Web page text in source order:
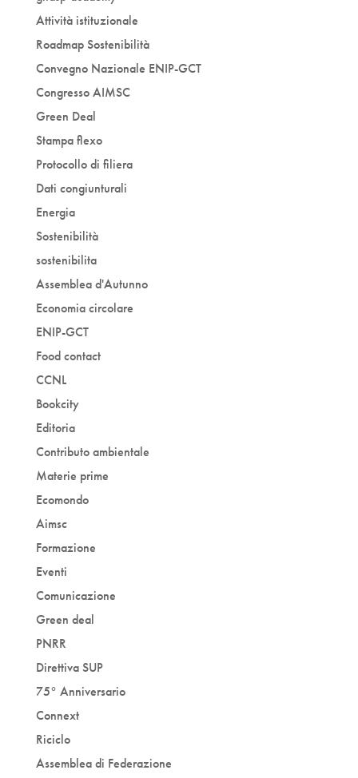
Attività istituzionale
Roadmap Sostenibilità
Convegno Nazionale ENIP-GCT
Congresso AIMSC
Green Deal
Stampa flexo
Protocollo di filiera
Dati congiunturali
Energia
Sostenibilità
sostenibilita
Assemblea d'Autunno
Economia circolare
ENIP-GCT
Food contact
CCNL
Bookcity
Editoria
Contributo ambientale
Materie prime
Ecomondo
Aimsc
Formazione
Eventi
Comunicazione
Green deal
PNRR
Direttiva SUP
75° Anniversario
Connext
Riciclo
Assemblea di Federazione